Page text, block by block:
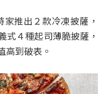
推出２款冷凍披薩，
式４種起司薄脆披薩，
高到破表。